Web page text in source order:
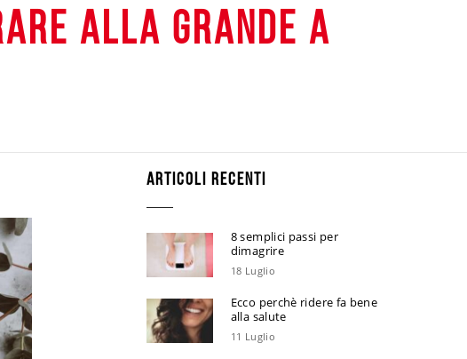
alla grande a
ARTICOLI RECENTI
8 semplici passi per
dimagrire
18 Luglio
Ecco perchè ridere fa bene
alla salute
11 Luglio